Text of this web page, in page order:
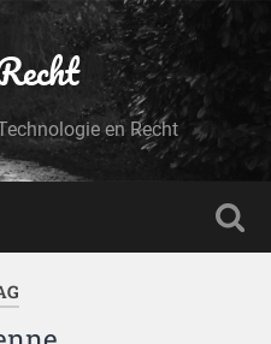
en Recht